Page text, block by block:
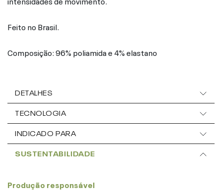
Feito no Brasil.
Composição: 96% poliamida e 4% elastano
DETALHES
TECNOLOGIA
INDICADO PARA
SUSTENTABILIDADE
Produção responsável